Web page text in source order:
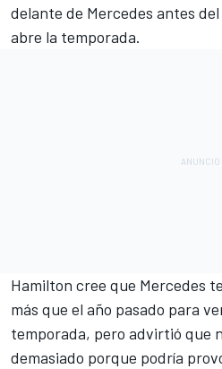
delante de Mercedes antes
abre la temporada.
Hamilton cree que Mercedes
más que el año pasado para
temporada, pero advirtió que
demasiado porque podría